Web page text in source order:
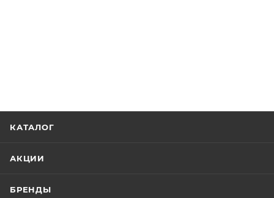
КАТАЛОГ
АКЦИИ
БРЕНДЫ